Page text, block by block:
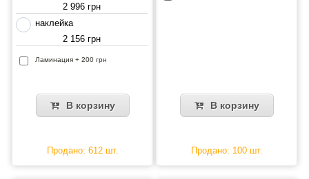
2 996 грн
наклейка
2 156 грн
Ламинация + 200 грн
В корзину
Продано: 612 шт.
В корзину
Продано: 100 шт.